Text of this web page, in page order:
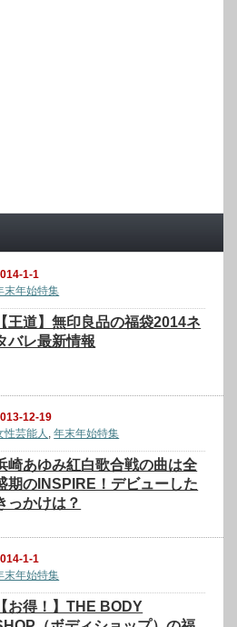
1-1
末年始特集
【王道】無印良品の福袋2014ネ
バレ最新情報
12-19
性芸能人 ,年末年始特集
崎あゆみ紅白歌合戦の曲は全
期のINSPIRE！デビューした
っかけは？
1-1
末年始特集
【お得！】THE BODY